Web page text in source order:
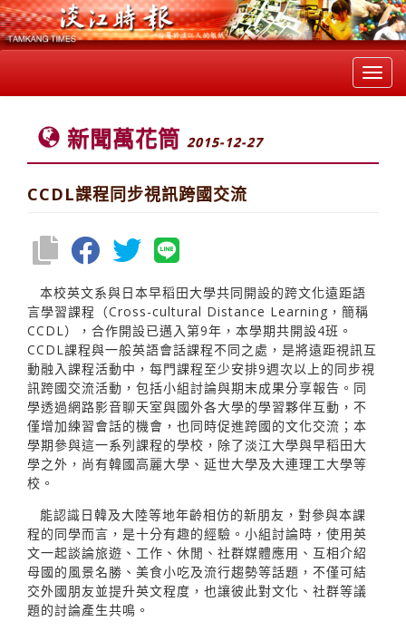
新聞萬花筒 2015-12-27
CCDL課程同步視訊跨國交流
本校英文系與日本早稻田大學共同開設的跨文化遠距語
言學習課程（Cross-cultural Distance Learning，簡稱
CCDL），合作開設已邁入第9年，本學期共開設4班。
CCDL課程與一般英語會話課程不同之處，是將遠距視訊互
動融入課程活動中，每門課程至少安排9週次以上的同步視
訊跨國交流活動，包括小組討論與期末成果分享報告。同
學透過網路影音聊天室與國外各大學的學習夥伴互動，不
僅增加練習會話的機會，也同時促進跨國的文化交流；本
學期參與這一系列課程的學校，除了淡江大學與早稻田大
學之外，尚有韓國高麗大學、延世大學及大連理工大學等
校。
能認識日韓及大陸等地年齡相仿的新朋友，對參與本課
程的同學而言，是十分有趣的經驗。小組討論時，使用英
文一起談論旅遊、工作、休閒、社群媒體應用、互相介紹
母國的風景名勝、美食小吃及流行趨勢等話題，不僅可結
交外國朋友並提升英文程度，也讓彼此對文化、社群等議
題的討論產生共鳴。